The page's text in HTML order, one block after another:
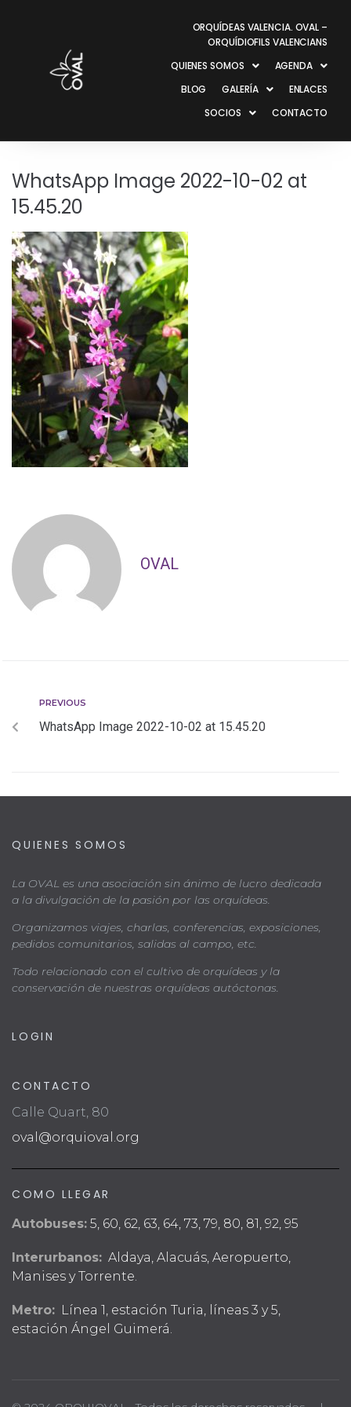
ORQUÍDEAS VALENCIA. OVAL –
ORQUÍDIOFILS VALENCIANS
QUIENES SOMOS
AGENDA
BLOG
GALERÍA
ENLACES
SOCIOS
CONTACTO
WhatsApp Image 2022-10-02 at
15.45.20
OVAL
PREVIOUS
WhatsApp Image 2022-10-02 at 15.45.20
QUIENES SOMOS
La OVAL es una asociación sin ánimo de lucro dedicada
a la divulgación de la pasión por las orquídeas.
Organizamos viajes, charlas, conferencias, exposiciones,
pedidos comunitarios, salidas al campo, etc.
Todo relacionado con el cultivo de orquídeas y la
conservación de nuestras orquídeas autóctonas.
LOGIN
CONTACTO
Calle Quart, 80
oval@orquioval.org
COMO LLEGAR
Autobuses: 5, 60, 62, 63, 64, 73, 79, 80, 81, 92, 95
Interurbanos: Aldaya, Alacuás, Aeropuerto,
Manises y Torrente.
Metro: Línea 1, estación Turia, líneas 3 y 5,
estación Ángel Guimerá.